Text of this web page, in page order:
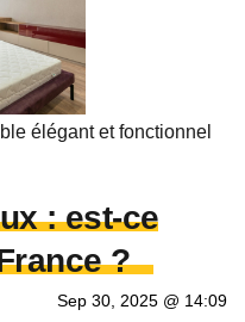
élégant et fonctionnel
: est-ce
?
Sep 30, 2025 @ 14:09